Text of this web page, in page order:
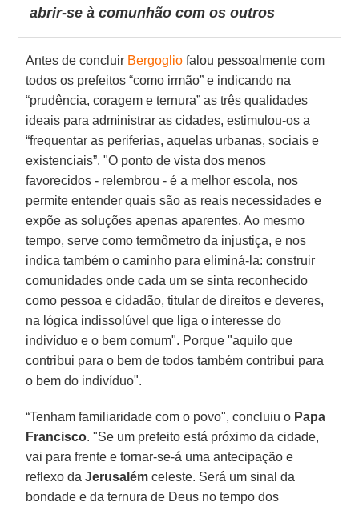
abrir-se à comunhão com os outros
Antes de concluir Bergoglio falou pessoalmente com
todos os prefeitos “como irmão” e indicando na
“prudência, coragem e ternura” as três qualidades
ideais para administrar as cidades, estimulou-os a
“frequentar as periferias, aquelas urbanas, sociais e
existenciais”. "O ponto de vista dos menos
favorecidos - relembrou - é a melhor escola, nos
permite entender quais são as reais necessidades e
expõe as soluções apenas aparentes. Ao mesmo
tempo, serve como termômetro da injustiça, e nos
indica também o caminho para eliminá-la: construir
comunidades onde cada um se sinta reconhecido
como pessoa e cidadão, titular de direitos e deveres,
na lógica indissolúvel que liga o interesse do
indivíduo e o bem comum". Porque "aquilo que
contribui para o bem de todos também contribui para
o bem do indivíduo".
“Tenham familiaridade com o povo", concluiu o Papa
Francisco. "Se um prefeito está próximo da cidade,
vai para frente e tornar-se-á uma antecipação e
reflexo daJerusalém celeste. Será um sinal da
bondade e da ternura de Deus no tempo dos